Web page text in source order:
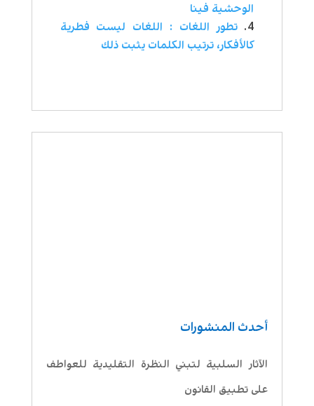
أحدث المنشورات
الآثار السلبية لتبني النظرة التقليدية للعواطف
على تطبيق القانون
الوحشية فينا
تطور اللغات : اللغات ليست فطرية
كالأفكار، ترتيب الكلمات يثبت ذلك